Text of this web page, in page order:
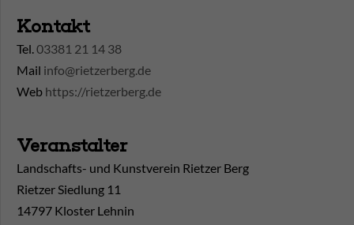
Kontakt
Tel.03381 21 14 38
Mail info@rietzerberg.de
Web https://rietzerberg.de
Veranstalter
Landschafts- und Kunstverein Rietzer Berg
Rietzer Siedlung 11
14797 Kloster Lehnin